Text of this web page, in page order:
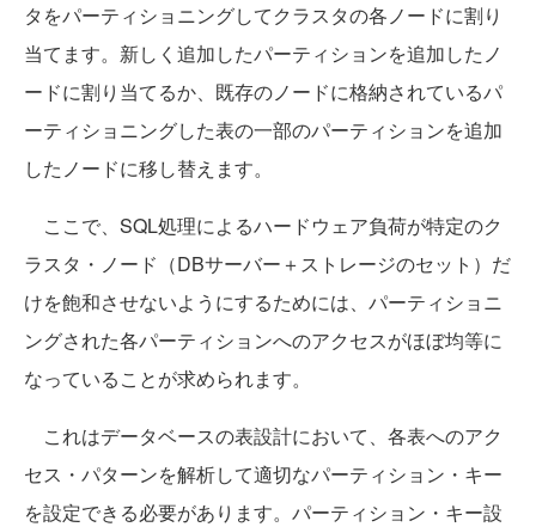
タをパーティショニングしてクラスタの各ノードに割り
当てます。新しく追加したパーティションを追加したノ
ードに割り当てるか、既存のノードに格納されているパ
ーティショニングした表の一部のパーティションを追加
したノードに移し替えます。
ここで、SQL処理によるハードウェア負荷が特定のク
ラスタ・ノード（DBサーバー＋ストレージのセット）だ
けを飽和させないようにするためには、パーティショニ
ングされた各パーティションへのアクセスがほぼ均等に
なっていることが求められます。
これはデータベースの表設計において、各表へのアク
セス・パターンを解析して適切なパーティション・キー
を設定できる必要があります。パーティション・キー設